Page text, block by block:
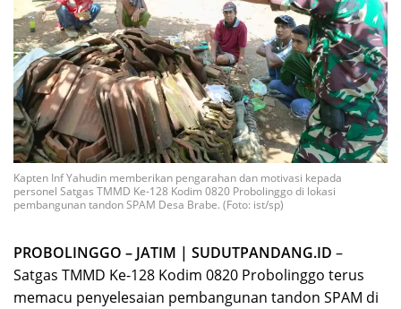
Kapten Inf Yahudin memberikan pengarahan dan motivasi kepada
personel Satgas TMMD Ke-128 Kodim 0820 Probolinggo di lokasi
pembangunan tandon SPAM Desa Brabe. (Foto: ist/sp)
PROBOLINGGO – JATIM | SUDUTPANDANG.ID –
Satgas TMMD Ke-128 Kodim 0820 Probolinggo terus
memacu penyelesaian pembangunan tandon SPAM di